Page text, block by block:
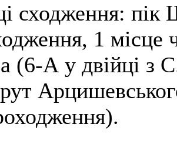
сходження: пік
1 місце
(6-А у двійці з